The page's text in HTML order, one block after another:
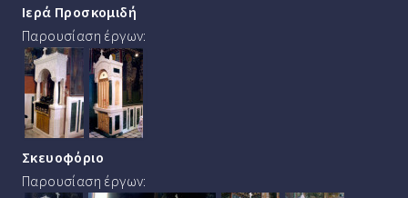
Ιερά Προσκομιδή
Παρουσίαση έργων:
Σκευοφόριο
Παρουσίαση έργων: